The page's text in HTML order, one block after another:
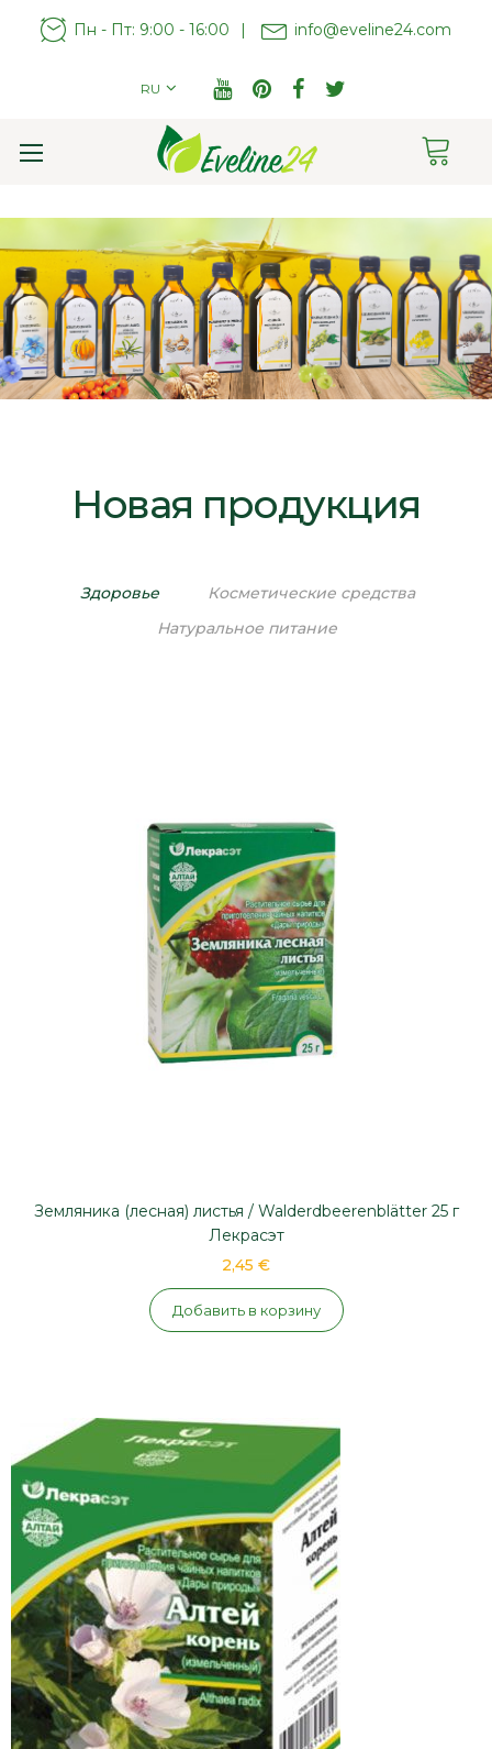
Пн - Пт: 9:00 - 16:00 | info@eveline24.com
RU
Новая продукция
Здоровье
Косметические средства
Натуральное питание
Земляника (лесная) листья / Walderdbeerenblätter 25 г
Лекрасэт
2,45 €
Добавить в корзину